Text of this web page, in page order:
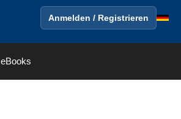
Anmelden / Registrieren
eBooks